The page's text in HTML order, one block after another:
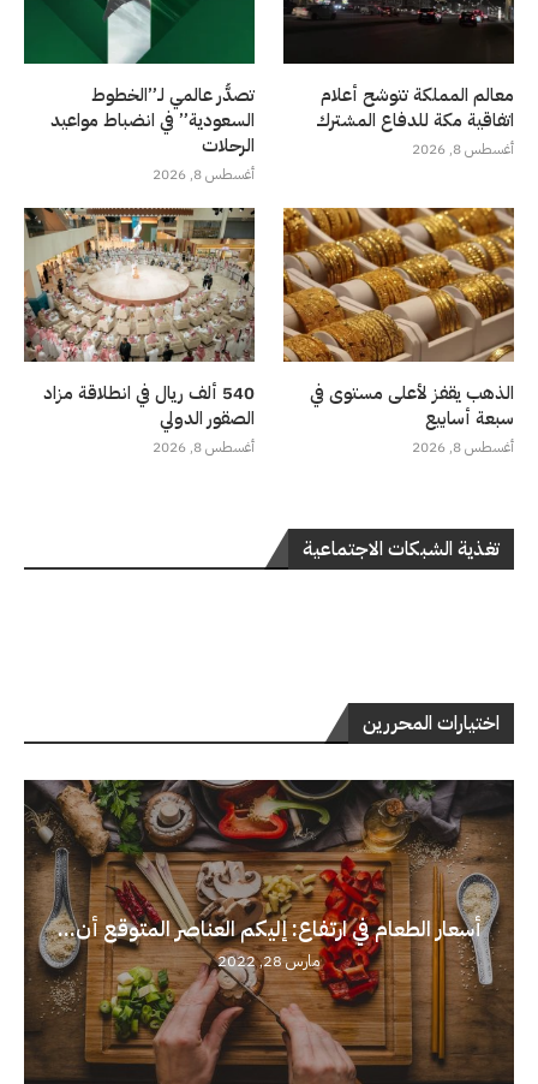
معالم المملكة تتوشح أعلام
اتفاقية مكة للدفاع المشترك
أغسطس 8, 2026
تصدُّر عالمي لـ”الخطوط
السعودية” في انضباط مواعيد
الرحلات
أغسطس 8, 2026
الذهب يقفز لأعلى مستوى في
سبعة أسابيع
أغسطس 8, 2026
540 ألف ريال في انطلاقة مزاد
الصقور الدولي
أغسطس 8, 2026
تغذية الشبكات الاجتماعية
اختيارات المحررين
أسعار الطعام في ارتفاع: إليكم العناصر المتوقع أن...
مارس 28, 2022